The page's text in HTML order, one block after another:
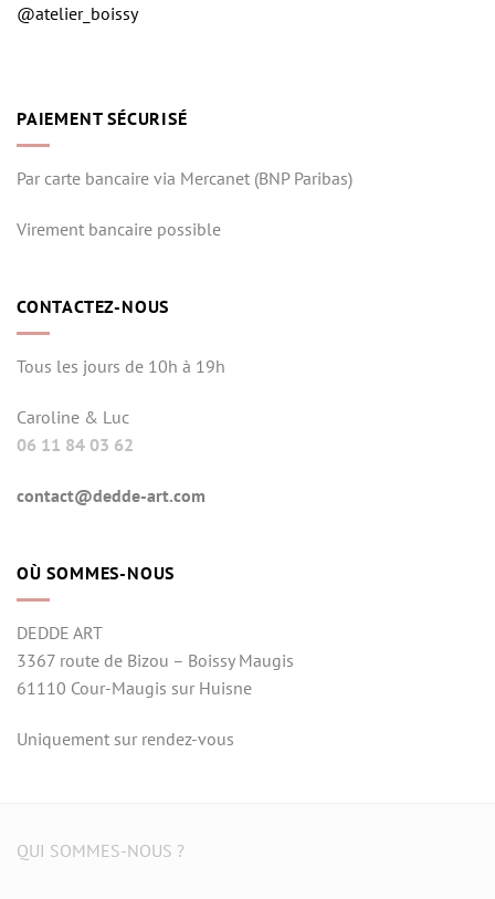
@atelier_boissy
PAIEMENT SÉCURISÉ
Par carte bancaire via Mercanet (BNP Paribas)
Virement bancaire possible
CONTACTEZ-NOUS
Tous les jours de 10h à 19h
Caroline & Luc
06 11 84 03 62
contact@dedde-art.com
OÙ SOMMES-NOUS
DEDDE ART
3367 route de Bizou – Boissy Maugis
61110 Cour-Maugis sur Huisne
Uniquement sur rendez-vous
QUI SOMMES-NOUS ?